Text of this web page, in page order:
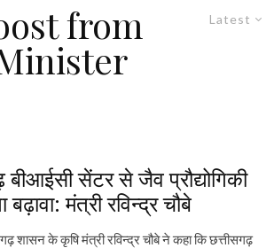
Latest
from
बीआईसी सेंटर से जैव प्रौद्योगिकी
बढ़ावा: मंत्री रविन्द्र चौबे
शासन के कृषि मंत्री रविन्द्र चौबे ने कहा कि छत्तीसगढ़